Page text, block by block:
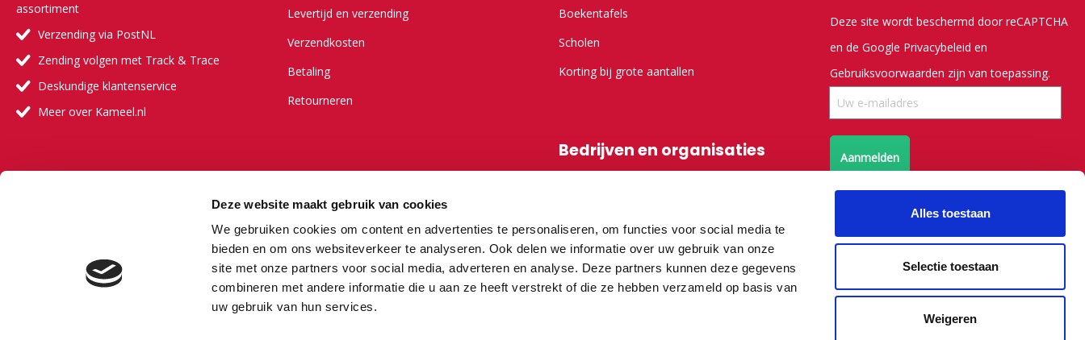
Deze website maakt gebruik van cookies
We gebruiken cookies om content en advertenties te personaliseren, om functies voor social media te
bieden en om ons websiteverkeer te analyseren. Ook delen we informatie over uw gebruik van onze
site met onze partners voor social media, adverteren en analyse. Deze partners kunnen deze gegevens
combineren met andere informatie die u aan ze heeft verstrekt of die ze hebben verzameld op basis van
uw gebruik van hun services.
Alles toestaan
Selectie toestaan
Weigeren
assortiment
Verzending via PostNL
Zending volgen met Track & Trace
Deskundige klantenservice
Meer over Kameel.nl
Levertijd en verzending
Verzendkosten
Betaling
Retourneren
Onze visie
Onze partners
Veelgestelde vragen
Vacature
Boekentafels
Scholen
Korting bij grote aantallen
Bedrijven en organisaties
Deze site wordt beschermd door reCAPTCHA
en de Google Privacybeleid en
Gebruiksvoorwaarden zijn van toepassing.
Aanmelden
Volg ons op X
Volg ons op facebook